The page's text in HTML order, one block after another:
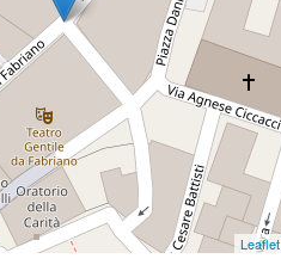
Leaflet